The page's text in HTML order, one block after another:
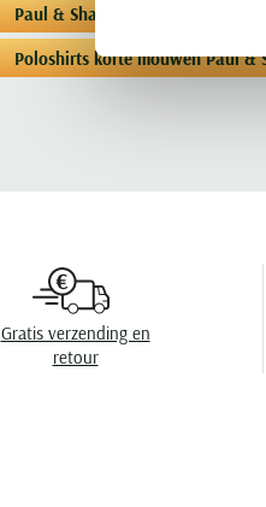
Paul & Shark
Poloshirts korte mouwen Paul &
Gratis verzending en
retour